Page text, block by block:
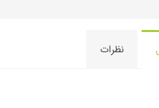
نظرات